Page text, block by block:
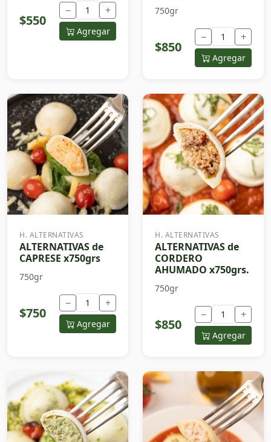
$550
− +
Agregar
750gr
$850
− +
Agregar
H. ALTERNATIVAS
ALTERNATIVAS de
CAPRESE x750grs
750gr
$750
− +
Agregar
H. ALTERNATIVAS
ALTERNATIVAS de
CORDERO
AHUMADO x750grs.
750gr
$850
− +
Agregar